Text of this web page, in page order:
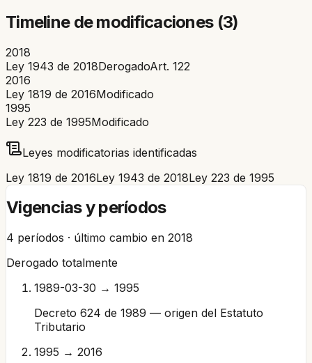
Timeline de modificaciones (3)
2018
Ley 1943 de 2018DerogadoArt. 122
2016
Ley 1819 de 2016Modificado
1995
Ley 223 de 1995Modificado
Leyes modificatorias identificadas
Ley 1819 de 2016Ley 1943 de 2018Ley 223 de 1995
Vigencias y períodos
4 períodos · último cambio en 2018
Derogado totalmente
1989-03-30 → 1995
Decreto 624 de 1989 — origen del Estatuto
Tributario
1995 → 2016